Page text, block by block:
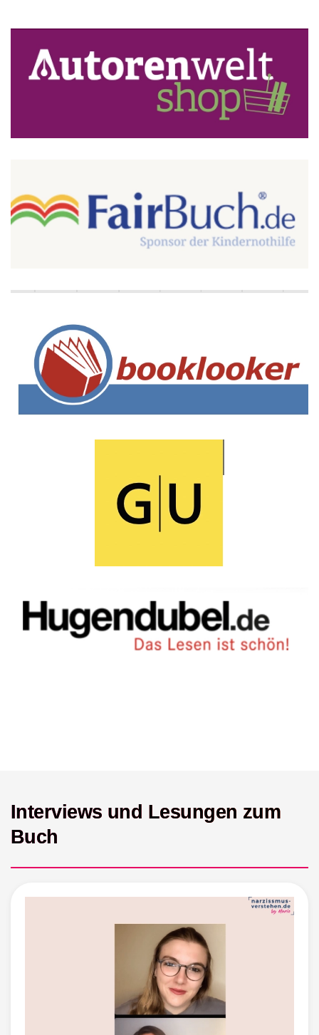
weitere Infos
weitere Infos
weitere Infos
weitere Infos
Interviews und Lesungen zum
Buch